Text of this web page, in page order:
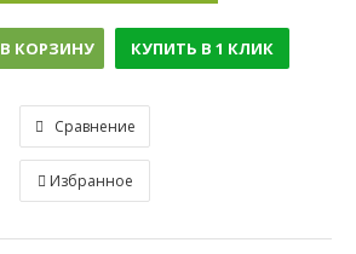
В КОРЗИНУ КУПИТЬ В 1 КЛИК
Сравнение
Избранное